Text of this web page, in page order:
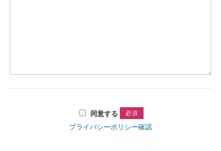
同意する
プライバシーポリシー確認